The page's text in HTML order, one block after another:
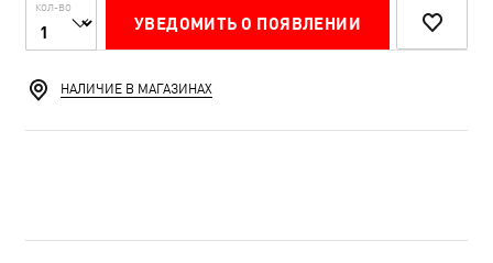
КОЛ-ВО
УВЕДОМИТЬ О ПОЯВЛЕНИИ
НАЛИЧИЕ В МАГАЗИНАХ